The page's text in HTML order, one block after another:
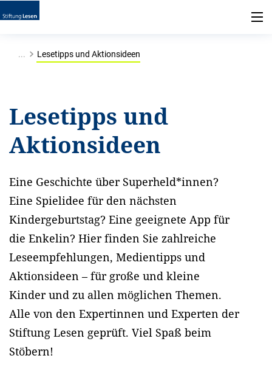
... Lesetipps und Aktionsideen
Lesetipps und
Aktionsideen
Eine Geschichte über Superheld*innen?
Eine Spielidee für den nächsten
Kindergeburtstag? Eine geeignete App für
die Enkelin? Hier finden Sie zahlreiche
Leseempfehlungen, Medientipps und
Aktionsideen – für große und kleine
Kinder und zu allen möglichen Themen.
Alle von den Expertinnen und Experten der
Stiftung Lesen geprüft. Viel Spaß beim
Stöbern!